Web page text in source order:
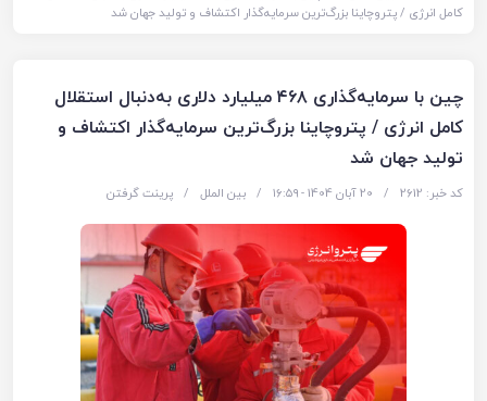
کامل انرژی / پتروچاینا بزرگ‌ترین سرمایه‌گذار اکتشاف و تولید جهان شد
چین با سرمایه‌گذاری ۴۶۸ میلیارد دلاری به‌دنبال استقلال
کامل انرژی / پتروچاینا بزرگ‌ترین سرمایه‌گذار اکتشاف و
تولید جهان شد
کد خبر: 2612 / 20 آبان 1404 - ۱۶:۵۹ / بین الملل / پرینت گرفتن